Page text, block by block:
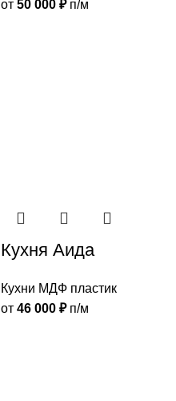
от 50 000 ₽п/м
Кухня Аида
Кухни МДФ пластик
от 46 000 ₽п/м